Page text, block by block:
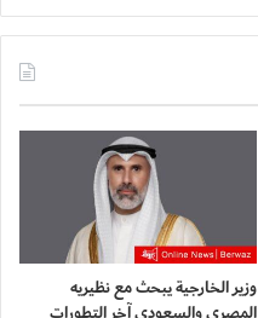
وزير الخارجية يبحث مع نظيريه